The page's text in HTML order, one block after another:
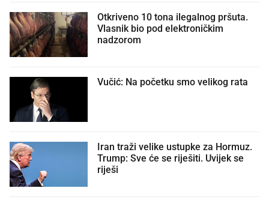
Otkriveno 10 tona ilegalnog pršuta.
Vlasnik bio pod elektroničkim
nadzorom
Vučić: Na početku smo velikog rata
Iran traži velike ustupke za Hormuz.
Trump: Sve će se riješiti. Uvijek se
riješi